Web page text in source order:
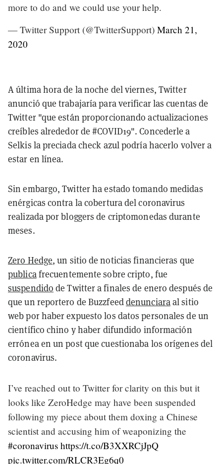
more to do and we could use your help.
— Twitter Support (@TwitterSupport) March 21,
2020
A última hora de la noche del viernes, Twitter
anunció que trabajaría para verificar las cuentas de
Twitter "que están proporcionando actualizaciones
creíbles alrededor de #COVID19". Concederle a
Selkis la preciada check azul podría hacerlo volver a
estar en línea.
Sin embargo, Twitter ha estado tomando medidas
enérgicas contra la cobertura del coronavirus
realizada por bloggers de criptomonedas durante
meses.
Zero Hedge, un sitio de noticias financieras que
publicafrecuentemente sobre cripto, fue
suspendido de Twitter a finales de enero después de
que un reportero de Buzzfeeddenunciaraal sitio
web por haber expuesto los datos personales de un
científico chino y haber difundido información
errónea en un post que cuestionaba los orígenes del
coronavirus.
I’ve reached out to Twitter for clarity on this but it
looks like ZeroHedge may have been suspended
following my piece about them doxing a Chinese
scientist and accusing him of weaponizing the
#coronavirus https://t.co/B3XXRCjJpQ
pic.twitter.com/RLCR3Eg6q0